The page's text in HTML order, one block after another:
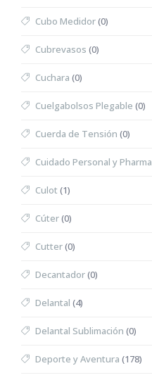
Cubo Medidor(0)
Cubrevasos (0)
Cuchara (0)
Cuelgabolsos Plegable (0)
Cuerda de Tensión (0)
Cuidado Personal y Pharma
Culot (1)
Cúter(0)
Cutter(0)
Decantador(0)
Delantal (4)
Delantal Sublimación (0)
Deporte y Aventura (178)